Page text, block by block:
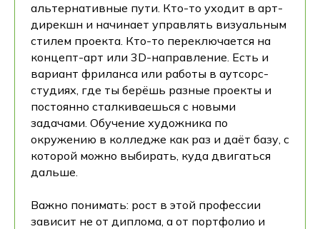
альтернативные пути. Кто-то уходит в арт-
дирекшн и начинает управлять визуальным
стилем проекта. Кто-то переключается на
концепт-арт или 3D-направление. Есть и
вариант фриланса или работы в аутсорс-
студиях, где ты берёшь разные проекты и
постоянно сталкиваешься с новыми
задачами. Обучение художника по
окружению в колледже как раз и даёт базу, с
которой можно выбирать, куда двигаться
дальше.
Важно понимать: рост в этой профессии
зависит не от диплома, а от портфолио и